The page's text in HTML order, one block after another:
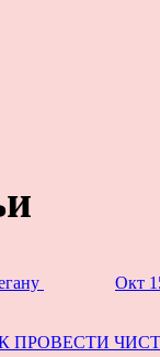
Окт
ПРОВЕСТИ